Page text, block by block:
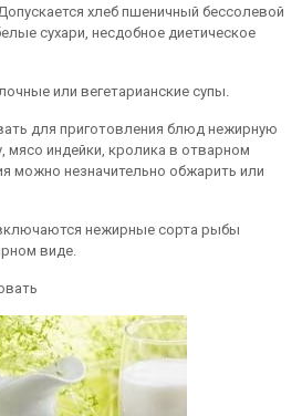
хлеб пшеничный бессолевой
сухари, несдобное диетическое
или вегетарианские супы.
для приготовления блюд нежирную
мясо индейки, кролика в отварном
можно незначительно обжарить или
нежирные сорта рыбы
виде.